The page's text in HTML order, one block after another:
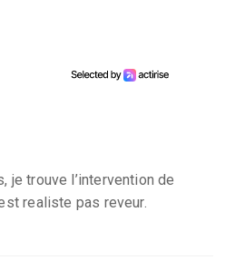
je trouve l’intervention de
realiste pas reveur.